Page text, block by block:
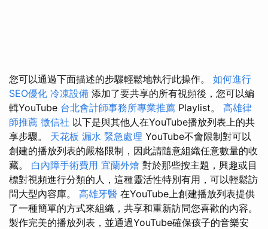
您可以通過下面描述的步驟輕鬆地執行此操作。 如何進行
SEO優化 冷凍設備 添加了要共享的所有視頻後，您可以編
輯YouTube 台北會計師事務所專業推薦 Playlist。 高雄律
師推薦 徵信社 以下是與其他人在YouTube播放列表上的共
享步驟。 天花板 漏水 緊急處理 YouTube不會限制對可以
創建的播放列表的嚴格限制，因此請隨意組織任意數量的收
藏。 白內障手術費用 宜蘭外燴 對於那些按主題，興趣或目
標對視頻進行分類的人，這種靈活性特別有用，可以輕鬆訪
問大型內容庫。 高雄牙醫 在YouTube上創建播放列表提供
了一種簡單的方式來組織，共享和重新訪問您喜歡的內容。
製作完美的播放列表，並通過YouTube確保孩子的音樂安